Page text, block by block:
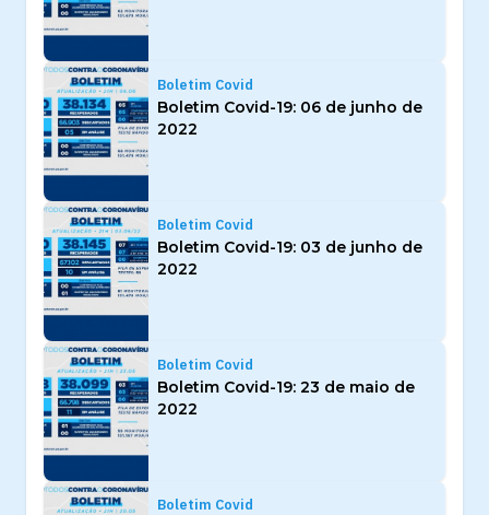
Boletim Covid
Boletim Covid-19: 06 de junho de
2022
Boletim Covid
Boletim Covid-19: 03 de junho de
2022
Boletim Covid
Boletim Covid-19: 23 de maio de
2022
Boletim Covid